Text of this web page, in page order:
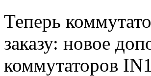
Теперь
заказу: новое
коммутаторов